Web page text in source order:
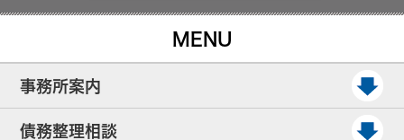
MENU
事務所案内
債務整理相談